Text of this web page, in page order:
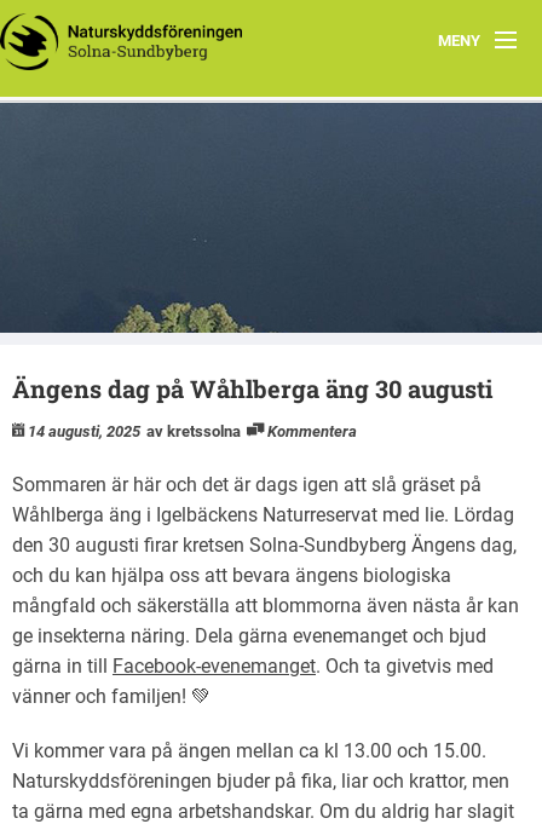
MENY
Hem
Dokument
Kontakta oss
Ängens dag på Wåhlberga äng 30 augusti
14 augusti, 2025 av kretssolna Kommentera
Sommaren är här och det är dags igen att slå gräset på
Wåhlberga äng i Igelbäckens Naturreservat med lie. Lördag
den 30 augusti firar kretsen Solna-Sundbyberg Ängens dag,
och du kan hjälpa oss att bevara ängens biologiska
mångfald och säkerställa att blommorna även nästa år kan
ge insekterna näring. Dela gärna evenemanget och bjud
gärna in till Facebook-evenemanget. Och ta givetvis med
vänner och familjen! 💚
Vi kommer vara på ängen mellan ca kl 13.00 och 15.00.
Naturskyddsföreningen bjuder på fika, liar och krattor, men
ta gärna med egna arbetshandskar. Om du aldrig har slagit